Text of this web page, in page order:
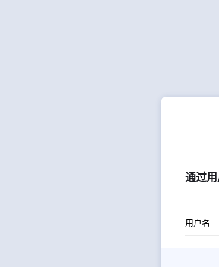
通过
用户名